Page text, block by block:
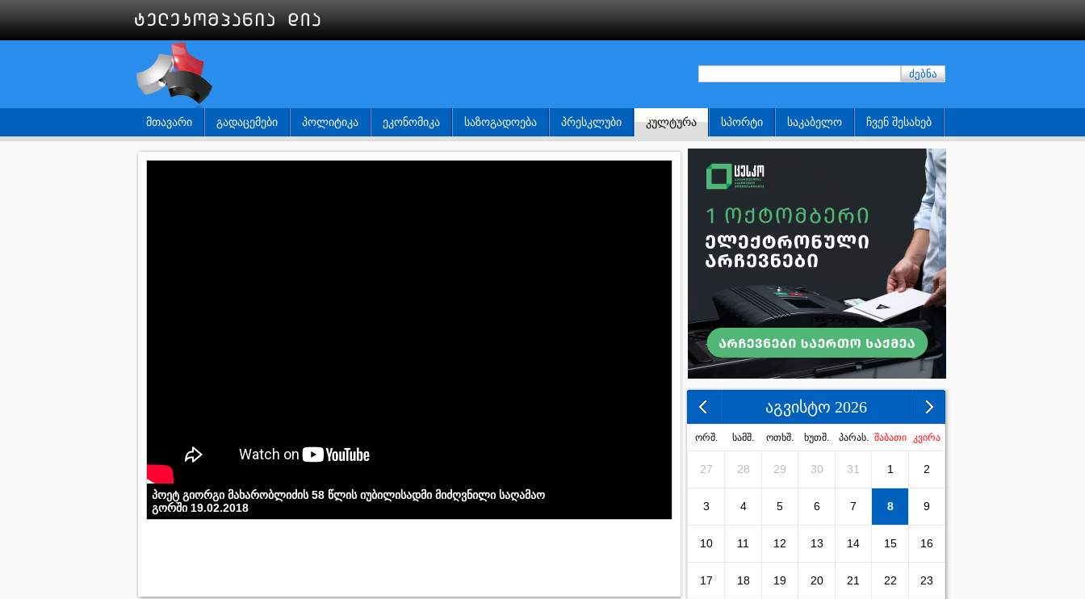
ძებნა
ᲛᲗᲐᲕᲐᲠᲘ ᲒᲐᲓᲐᲪᲔᲛᲔᲑᲘ ᲞᲝᲚᲘᲢᲘᲙᲐ ᲔᲙᲝᲜᲝᲛᲘᲙᲐ ᲡᲐᲖᲝᲒᲐᲓᲝᲔᲑᲐ ᲞᲠᲔᲡᲙᲚᲣᲑᲘ ᲙᲣᲚᲢᲣᲠᲐ ᲡᲞᲝᲠᲢᲘ ᲡᲐᲙᲐᲑᲔᲚᲝ ᲩᲕᲔᲜ ᲨᲔᲡᲐᲮᲔᲑ
პოეტ გიორგი მახარობლიძის 58 წლის იუბილისადმი მიძღვნილი საღამაო
გორში 19.02.2018
აგვისტო 2026
ორშ. სამშ. ოთხშ. ხუთშ. პარას. შაბათი კვირა
27 28 29 30 31 1 2
3 4 5 6 7 8 9
10 11 12 13 14 15 16
17 18 19 20 21 22 23